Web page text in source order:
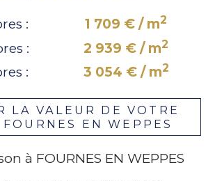
: 1 709 € / m2
: 2 939 € / m2
: 3 054 € / m2
LA VALEUR DE VOTRE
EN WEPPES
à FOURNES EN WEPPES